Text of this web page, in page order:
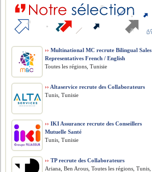
›› Multinational MC recrute Bilingual Sales
Representatives French / English
Toutes les régions, Tunisie
›› Altaservice recrute des Collaborateurs
Tunis, Tunisie
›› IKI Assurance recrute des Conseillers
Mutuelle Santé
Tunis, Tunisie
›› TP recrute des Collaborateurs
Ariana, Ben Arous, Toutes les régions, Tunis,